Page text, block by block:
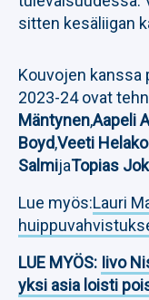
sitten kesäliigan
Kouvojen kanssa
2023-24 ovat
Mäntynen,Aapeli
Boyd,Veeti
SalmijaTopias
Lue myös:Lauri
LUE MYÖS: Iivo
yksi asia loisti